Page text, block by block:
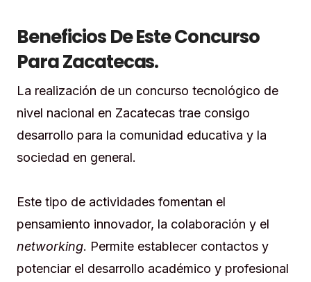
Beneficios De Este Concurso
Para Zacatecas.
La realización de un concurso tecnológico de
nivel nacional en Zacatecas trae consigo
desarrollo para la comunidad educativa y la
sociedad en general.
Este tipo de actividades fomentan el
pensamiento innovador, la colaboración y el
networking. Permite establecer contactos y
potenciar el desarrollo académico y profesional